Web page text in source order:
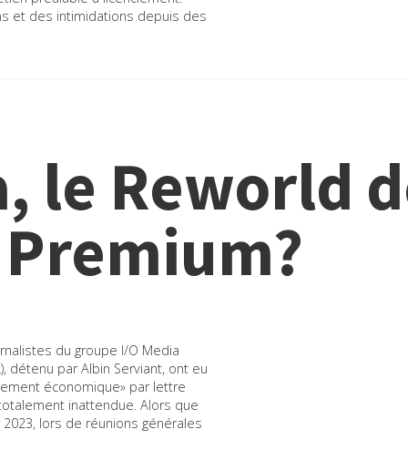
et des intimidations depuis des
le Reworld
du groupe I/O Media
détenu par Albin Serviant, ont eu
économique» par lettre
inattendue. Alors que
lors de réunions générales